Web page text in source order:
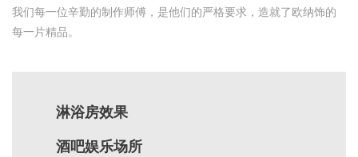
我们每一位辛勤的制作师傅，是他们的严格要求，造就了欧纳饰的
每一片精品。
淋浴房效果
酒吧娱乐场所